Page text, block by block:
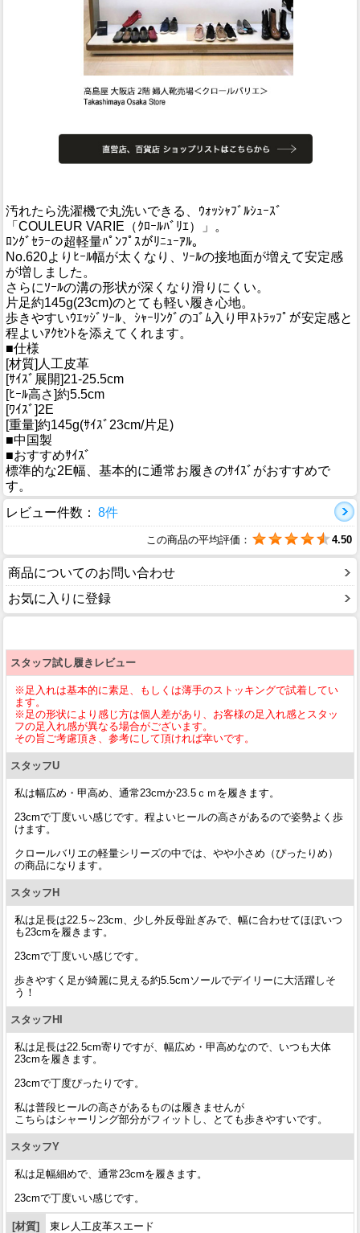
汚れたら洗濯機で丸洗いできる、ｳｫｯｼｬﾌﾞﾙｼｭｰｽﾞ
「COULEUR VARIE（ｸﾛｰﾙﾊﾞﾘｴ）」。
ﾛﾝｸﾞｾﾗｰの超軽量ﾊﾟﾝﾌﾟｽがﾘﾆｭｰｱﾙ。
No.620よりﾋｰﾙ幅が太くなり、ｿｰﾙの接地面が増えて安定感
が増しました。
さらにｿｰﾙの溝の形状が深くなり滑りにくい。
片足約145g(23cm)のとても軽い履き心地。
歩きやすいｳｴｯｼﾞｿｰﾙ、ｼｬｰﾘﾝｸﾞのｺﾞﾑ入り甲ｽﾄﾗｯﾌﾟが安定感と
程よいｱｸｾﾝﾄを添えてくれます。
■仕様
[材質]人工皮革
[ｻｲｽﾞ展開]21-25.5cm
[ﾋｰﾙ高さ]約5.5cm
[ﾜｲｽﾞ]2E
[重量]約145g(ｻｲｽﾞ23cm/片足)
■中国製
■おすすめｻｲｽﾞ
標準的な2E幅、基本的に通常お履きのｻｲｽﾞがおすすめで
す。
レビュー件数： 8件
この商品の平均評価： 4.50
商品についてのお問い合わせ
お気に入りに登録
スタッフ試し履きレビュー
※足入れは基本的に素足、もしくは薄手のストッキングで試着してい
ます。
※足の形状により感じ方は個人差があり、お客様の足入れ感とスタッ
フの足入れ感が異なる場合がございます。
その旨ご考慮頂き、参考にして頂ければ幸いです。
スタッフU
私は幅広め・甲高め、通常23cmか23.5ｃｍを履きます。
23cmで丁度いい感じです。程よいヒールの高さがあるので姿勢よく歩
けます。
クロールバリエの軽量シリーズの中では、やや小さめ（ぴったりめ）
の商品になります。
スタッフH
私は足長は22.5～23cm、少し外反母趾ぎみで、幅に合わせてほぼいつ
も23cmを履きます。
23cmで丁度いい感じです。
歩きやすく足が綺麗に見える約5.5cmソールでデイリーに大活躍しそ
う！
スタッフHI
私は足長は22.5cm寄りですが、幅広め・甲高めなので、いつも大体
23cmを履きます。
23cmで丁度ぴったりです。
私は普段ヒールの高さがあるものは履きませんが
こちらはシャーリング部分がフィットし、とても歩きやすいです。
スタッフY
私は足幅細めで、通常23cmを履きます。
23cmで丁度いい感じです。
[材質] 東レ人工皮革スエード